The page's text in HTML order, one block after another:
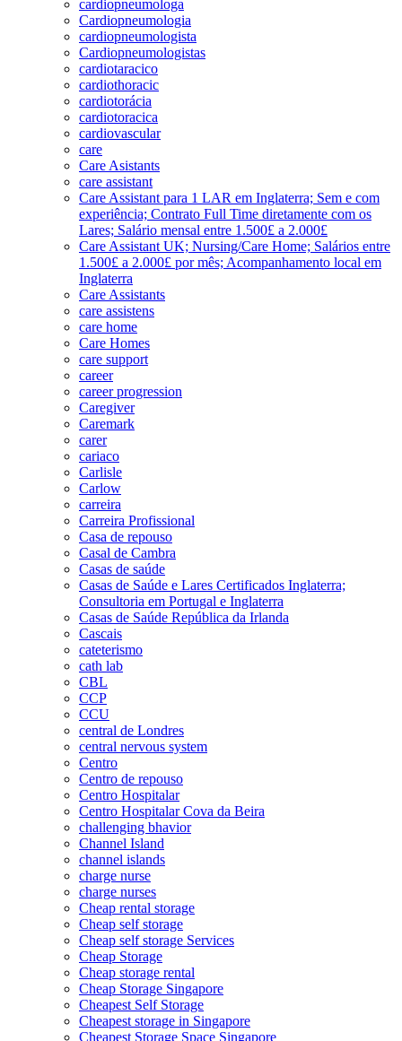
cardiopneumologa
Cardiopneumologia
cardiopneumologista
Cardiopneumologistas
cardiotaracico
cardiothoracic
cardiotorácia
cardiotoracica
cardiovascular
care
Care Asistants
care assistant
Care Assistant para 1 LAR em Inglaterra; Sem e com
experiência; Contrato Full Time diretamente com os
Lares; Salário mensal entre 1.500£ a 2.000£
Care Assistant UK; Nursing/Care Home; Salários entre
1.500£ a 2.000£ por mês; Acompanhamento local em
Inglaterra
Care Assistants
care assistens
care home
Care Homes
care support
career
career progression
Caregiver
Caremark
carer
cariaco
Carlisle
Carlow
carreira
Carreira Profissional
Casa de repouso
Casal de Cambra
Casas de saúde
Casas de Saúde e Lares Certificados Inglaterra;
Consultoria em Portugal e Inglaterra
Casas de Saúde República da Irlanda
Cascais
cateterismo
cath lab
CBL
CCP
CCU
central de Londres
central nervous system
Centro
Centro de repouso
Centro Hospitalar
Centro Hospitalar Cova da Beira
challenging bhavior
Channel Island
channel islands
charge nurse
charge nurses
Cheap rental storage
Cheap self storage
Cheap self storage Services
Cheap Storage
Cheap storage rental
Cheap Storage Singapore
Cheapest Self Storage
Cheapest storage in Singapore
Cheapest Storage Space Singapore